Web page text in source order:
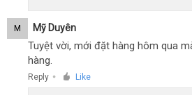
M Mỹ Duyên
Tuyệt vời, mới đặt hàng hôm qua
hàng.
Reply ● Like